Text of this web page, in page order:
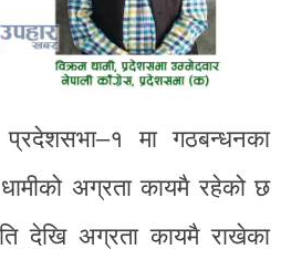
प्रदेशसभा–१ मा गठबन्धनका
अग्रता कायमै रहेको छ
देखि अग्रता कायमै राखेका